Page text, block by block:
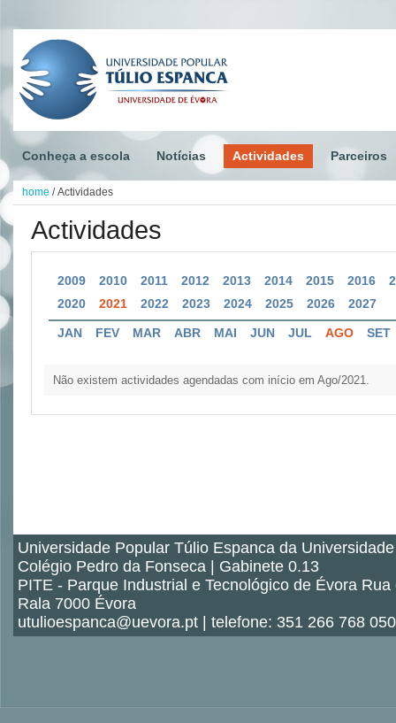
Conheça a escola Notícias Actividades Parceiros
home / Actividades
Actividades
2009 2010 2011 2012 2013 2014 2015 2016
2020
2021 2022 2023 2024 2025 2026 2027
JAN FEV MAR ABR MAI JUN JUL AGO SET
Não existem actividades agendadas com início em Ago/2021.
Universidade Popular Túlio Espanca da
Colégio Pedro da Fonseca | Gabinete 0.13
PITE - Parque Industrial e Tecnológico de Évora Rua
Rala 7000 Évora
utulioespanca@uevora.pt | telefone: 351 266 768 050